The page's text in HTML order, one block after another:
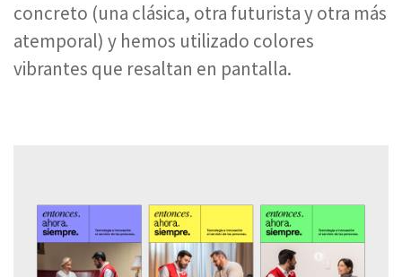
concreto (una clásica, otra futurista y otra más
atemporal) y hemos utilizado colores
vibrantes que resaltan en pantalla.